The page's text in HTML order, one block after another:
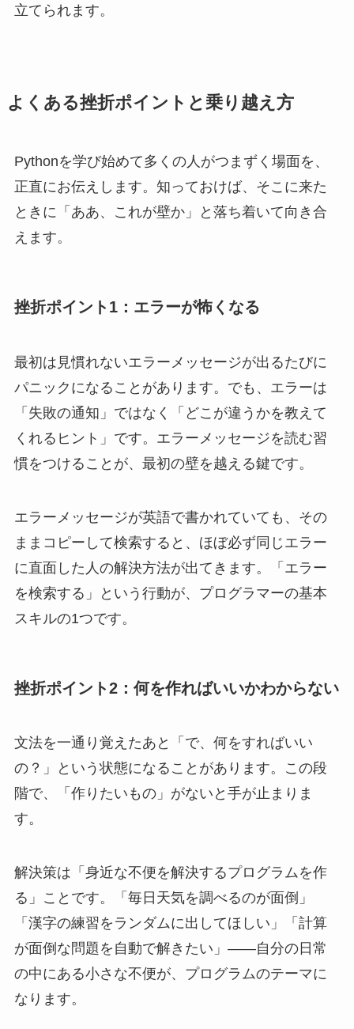
立てられます。
よくある挫折ポイントと乗り越え方
Pythonを学び始めて多くの人がつまずく場面を、
正直にお伝えします。知っておけば、そこに来た
ときに「ああ、これが壁か」と落ち着いて向き合
えます。
挫折ポイント1：エラーが怖くなる
最初は見慣れないエラーメッセージが出るたびに
パニックになることがあります。でも、エラーは
「失敗の通知」ではなく「どこが違うかを教えて
くれるヒント」です。エラーメッセージを読む習
慣をつけることが、最初の壁を越える鍵です。
エラーメッセージが英語で書かれていても、その
ままコピーして検索すると、ほぼ必ず同じエラー
に直面した人の解決方法が出てきます。「エラー
を検索する」という行動が、プログラマーの基本
スキルの1つです。
挫折ポイント2：何を作ればいいかわからない
文法を一通り覚えたあと「で、何をすればいい
の？」という状態になることがあります。この段
階で、「作りたいもの」がないと手が止まりま
す。
解決策は「身近な不便を解決するプログラムを作
る」ことです。「毎日天気を調べるのが面倒」
「漢字の練習をランダムに出してほしい」「計算
が面倒な問題を自動で解きたい」——自分の日常
の中にある小さな不便が、プログラムのテーマに
なります。